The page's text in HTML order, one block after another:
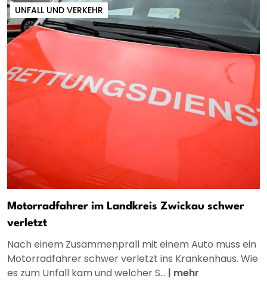
UNFALL UND VERKEHR
Motorradfahrer im Landkreis Zwickau schwer
verletzt
Nach einem Zusammenprall mit einem Auto muss ein
Motorradfahrer schwer verletzt ins Krankenhaus. Wie
es zum Unfall kam und welcher S... | mehr